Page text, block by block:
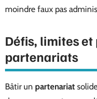
moindre faux pas
Défis, limites
partenariats
Bâtir un partenariat